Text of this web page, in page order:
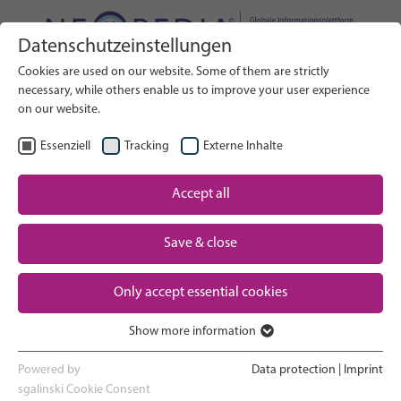
SUCHE
DE Sprache wählen
Neugeborenen-Versorgung:
Schwangerschaft und Geburt
Auf der Neugeborenen-
Nach Hause gehen und
Heranwachsen
Webseite durchsuchen
Startseite
Partner
Contact
Datenschutzeinstellungen
Cookies are used on our website. Some of them are strictly
necessary, while others enable us to improve your user experience
on our website.
Essenziell Tracking Externe Inhalte
Accept all
Save & close
Only accept essential cookies
Essenzielle Cookies werden für grundlegende Funktionen der
Webseite benötigt. Dadurch ist gewährleistet, dass die Webseite
Show more information
Powered by
sgalinski Cookie Consent
Data protection Imprint